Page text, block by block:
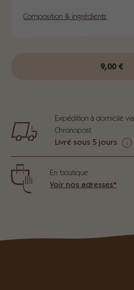
Composition & ingrédients
9,00 €
Expédition à domicile via
Chronopost
Livré sous 5 jours
En boutique
Voir nos adresses*